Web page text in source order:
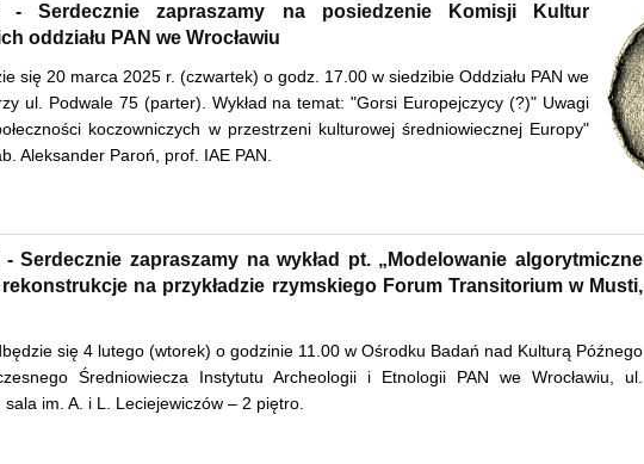
- Serdecznie zapraszamy na posiedzenie Komisji Kultur
oddziału PAN we Wrocławiu
się 20 marca 2025 r. (czwartek) o godz. 17.00 w siedzibie Oddziału PAN we
ul. Podwale 75 (parter). Wykład na temat: "Gorsi Europejczycy (?)" Uwagi
koczowniczych w przestrzeni kulturowej średniowiecznej Europy"
Aleksander Paroń, prof. IAE PAN.
- Serdecznie zapraszamy na wykład pt. „Modelowanie algorytmiczne
na przykładzie rzymskiego Forum Transitorium w Musti,
się 4 lutego (wtorek) o godzinie 11.00 w Ośrodku Badań nad Kulturą Późnego
Średniowiecza Instytutu Archeologii i Etnologii PAN we Wrocławiu, ul.
im. A. i L. Leciejewiczów – 2 piętro.